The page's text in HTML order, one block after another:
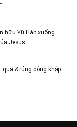
hữu Vũ Hán xuống
Jesus
& rúng động khắp